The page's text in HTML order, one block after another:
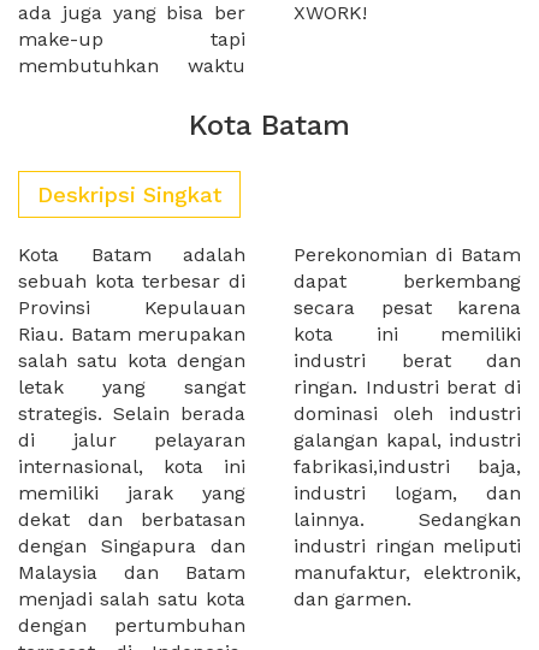
ada juga yang bisa ber
make-up tapi
membutuhkan waktu
XWORK!
Kota Batam
Deskripsi Singkat
Kota Batam adalah
sebuah kota terbesar di
Provinsi Kepulauan
Riau. Batam merupakan
salah satu kota dengan
letak yang sangat
strategis. Selain berada
di jalur pelayaran
internasional, kota ini
memiliki jarak yang
dekat dan berbatasan
dengan Singapura dan
Malaysia dan Batam
menjadi salah satu kota
dengan pertumbuhan
Perekonomian di Batam
dapat berkembang
secara pesat karena
kota ini memiliki
industri berat dan
ringan. Industri berat di
dominasi oleh industri
galangan kapal, industri
fabrikasi,industri baja,
industri logam, dan
lainnya. Sedangkan
industri ringan meliputi
manufaktur, elektronik,
dan garmen.